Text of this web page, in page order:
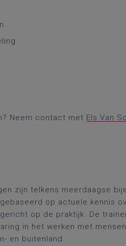
Neem contact met Els Van
zijn telkens meerdaagse
op actuele kennis
op de praktijk. De
in het werken met
en buitenland.